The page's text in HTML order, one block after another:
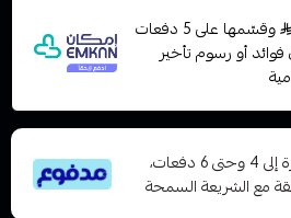
وقسّمها على 5 دفعات
أو رسوم تأخير
قسم دفعاتك بطريقة ميسرة إلى 4 وحتى 6 دفعات،
مع الشريعة السمحة